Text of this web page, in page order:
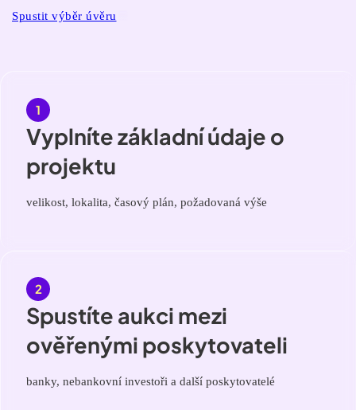
Spustit výběr úvěru
Vyplníte základní údaje o
projektu
velikost, lokalita, časový plán, požadovaná výše
Spustíte aukci mezi
ověřenými poskytovateli
banky, nebankovní investoři a další poskytovatelé